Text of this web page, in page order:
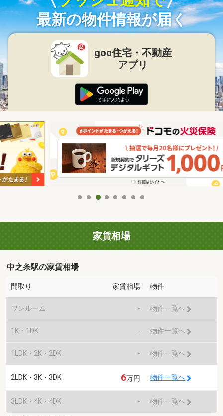
最新の物件情報が届く
goo住宅・不動産
アプリ
家賃相場
中之条駅の家賃相場
間取り 家賃相場 物件
ワンルーム - 物件一覧へ
1K・1DK - 物件一覧へ
1LDK・2K・2DK - 物件一覧へ
2LDK・3K・3DK 6万円 物件一覧へ
3LDK・4K・4DK - 物件一覧へ